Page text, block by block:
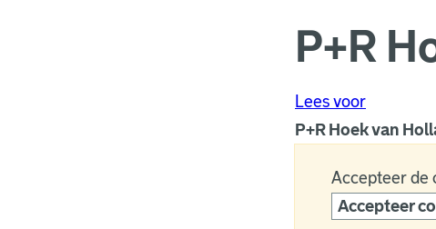
P+R
Lees voor
P+R Hoek van
Accepteer de
Accepteer